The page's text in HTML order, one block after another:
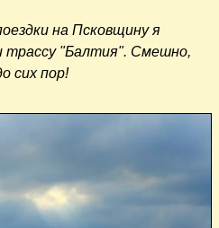
на Псковщину я
трассу "Балтия". Смешно,
сих пор!